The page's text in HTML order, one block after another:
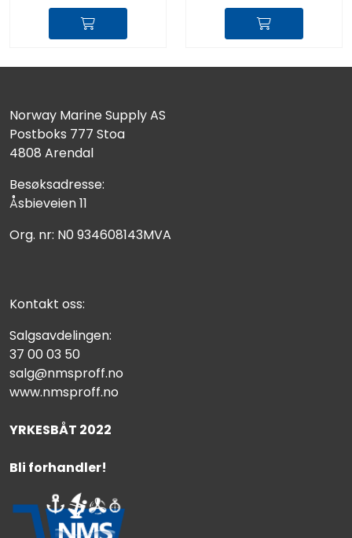
Norway Marine Supply AS
Postboks 777 Stoa
4808 Arendal
Besøksadresse:
Åsbieveien 11
Org. nr: N0 934608143MVA
Kontakt oss:
Salgsavdelingen:
37 00 03 50
salg@nmsproff.no
www.nmsproff.no
YRKESBÅT 2022
Bli forhandler!